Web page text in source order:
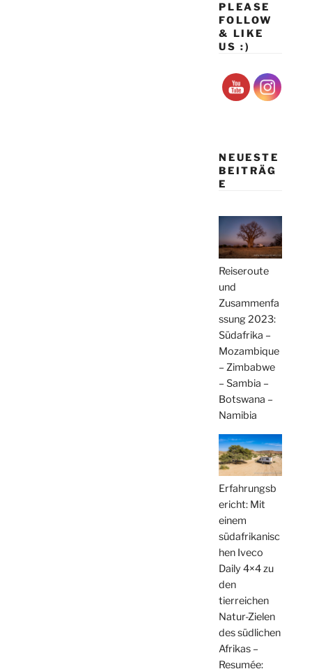
PLEASE
FOLLOW
& LIKE
US :)
NEUESTE
BEITRÄG
E
Reiseroute
und
Zusammenfa
ssung 2023:
Südafrika –
Mozambique
– Zimbabwe
– Sambia –
Botswana –
Namibia
Erfahrungsb
ericht: Mit
einem
südafrikanisc
hen Iveco
Daily 4×4 zu
den
tierreichen
Natur-Zielen
des südlichen
Afrikas –
Resumée: